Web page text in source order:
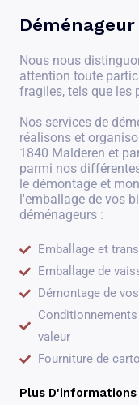
Nous nous
attention toute
fragiles, tels que les
Nos services de
réalisons et
1840 Malderen et
parmi nos
le démontage et
l'emballage de vos
déménageurs :
Emballage et
Emballage de
Démontage de
valeur
Fourniture de
Plus D'informations